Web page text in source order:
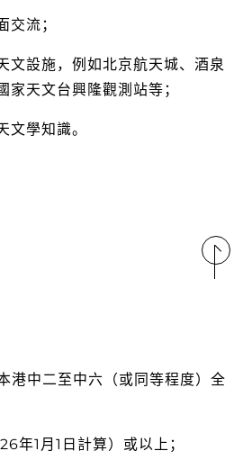
交流；
文設施，例如北京航天城、酒泉
家天文台興隆觀測站等；
文學知識。
港中二至中六（或同等程度）全
年1月1日計算）或以上；